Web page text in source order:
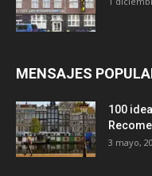
MENSAJES
100
3 mayo,